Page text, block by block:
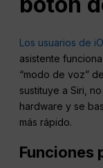
Los usuarios de
asistente
“modo de voz”
sustituye a Siri,
hardware y se
más rápido.
Funciones